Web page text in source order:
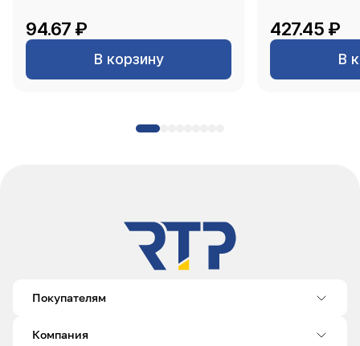
94.67 ₽
В корзину
427.45 ₽
В
Покупателям
Компания